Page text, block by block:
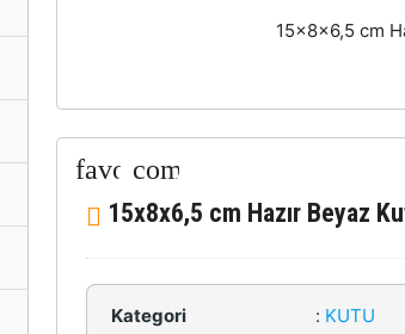
15x8x6,5 cm
15x8x6,5 cm Hazır Beyaz
Kategori : KUTU